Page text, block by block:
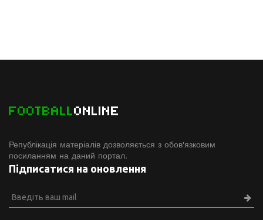
FOOTBALLONLINE
Републікація матеріалів дозволяється з обов'язковим
посиланням на даний портал.
Підписатися на оновлення